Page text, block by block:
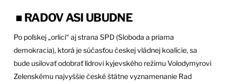
■ RADOV ASI UBUDNE
Po poľskej „orlici“ aj strana SPD (Sloboda a priama
demokracia), ktorá je súčasťou českej vládnej koalície, sa
bude usilovať odobrať lídrovi kyjevského režimu Volodymyrovi
Zelenskému najvyššie české štátne vyznamenanie Rad